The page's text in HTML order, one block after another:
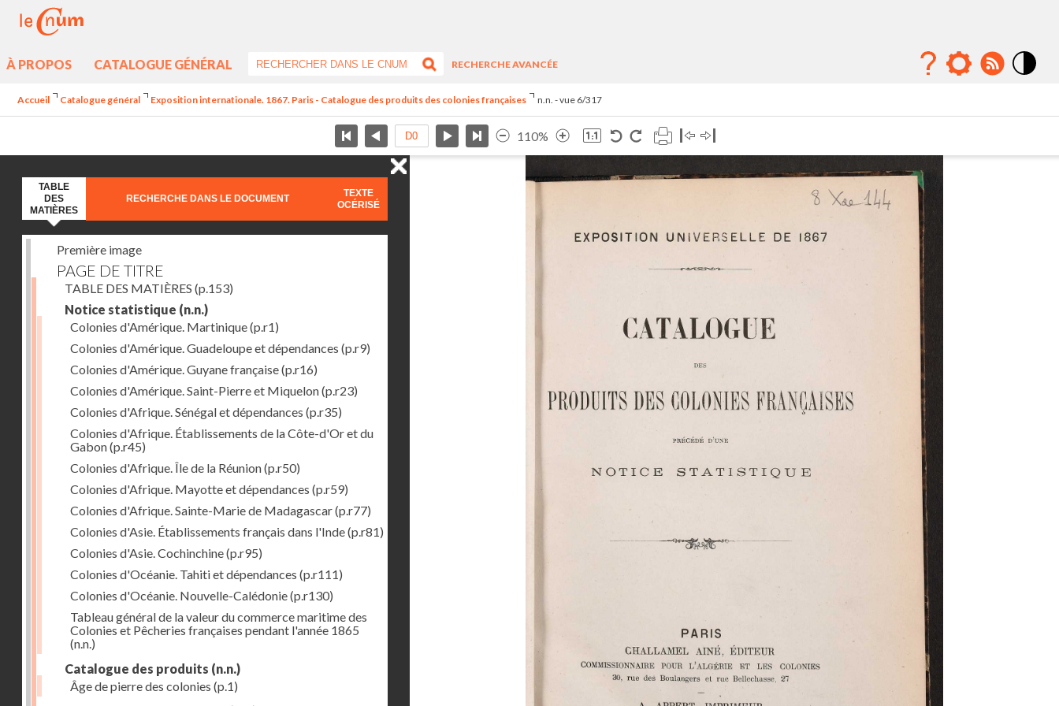
À PROPOS CATALOGUE GÉNÉRAL
RECHERCHE AVANCÉE
Accueil Catalogue général Exposition internationale. 1867. Paris - Catalogue des produits des colonies françaises n.n. - vue 6/317
110%
TABLE
DES
MATIÈRES
RECHERCHE DANS LE DOCUMENT
TEXTE
OCÉRISÉ
Première image
PAGE DE TITRE
TABLE DES MATIÈRES (p.153)
Notice statistique (n.n.)
Colonies d'Amérique. Martinique(p.r1)
Colonies d'Amérique. Guadeloupe et dépendances (p.r9)
Colonies d'Amérique. Guyane française(p.r16)
Colonies d'Amérique. Saint-Pierre et Miquelon(p.r23)
Colonies d'Afrique. Sénégal et dépendances (p.r35)
Colonies d'Afrique. Établissements de la Côte-d'Or et du
Gabon(p.r45)
Colonies d'Afrique. Île de la Réunion(p.r50)
Colonies d'Afrique. Mayotte et dépendances (p.r59)
Colonies d'Afrique. Sainte-Marie de Madagascar(p.r77)
Colonies d'Asie. Établissements français dans l'Inde(p.r81)
Colonies d'Asie. Cochinchine(p.r95)
Colonies d'Océanie. Tahiti et dépendances (p.r111)
Colonies d'Océanie. Nouvelle-Calédonie(p.r130)
Tableau général de la valeur du commerce maritime des
Colonies et Pêcheries françaises pendant l'année 1865
(n.n.)
Catalogue des produits (n.n.)
Âge de pierre des colonies (p.1)